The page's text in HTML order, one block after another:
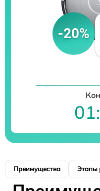
-20%
Преимущества Этапы